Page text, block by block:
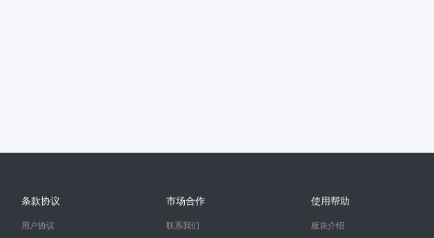
条款协议
用户协议
市场合作
联系我们
使用帮助
板块介绍